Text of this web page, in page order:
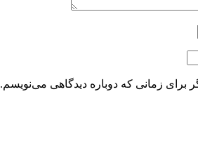
برای زمانی که دوباره دیدگاهی می‌نویسم.